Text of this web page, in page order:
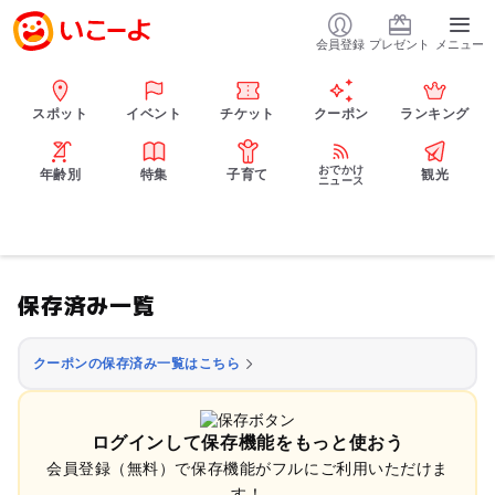
会員登録 プレゼント メニュー
スポット イベント チケット クーポン ランキング
年齢別 特集 子育て
おでかけ
ニュース
観光
保存済み一覧
クーポンの保存済み一覧はこちら
ログインして保存機能をもっと使おう
会員登録（無料）で保存機能がフルにご利用いただけま